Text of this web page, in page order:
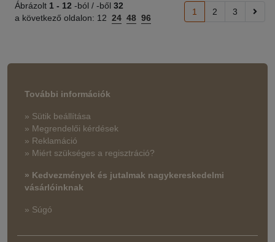
Ábrázolt 1 - 12 -ból / -ből 32
a következő oldalon: 12 24 48 96
1 2 3
További információk
» Sütik beállítása
» Megrendelői kérdések
» Reklamáció
» Miért szükséges a regisztráció?
» Kedvezmények és jutalmak nagykereskedelmi
vásárlóinknak
» Súgó